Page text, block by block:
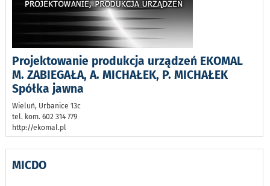
Projektowanie produkcja urządzeń EKOMAL
M. ZABIEGAŁA, A. MICHAŁEK, P. MICHAŁEK
Spółka jawna
Wieluń, Urbanice 13c
tel. kom. 602 314 779
http://ekomal.pl
MICDO